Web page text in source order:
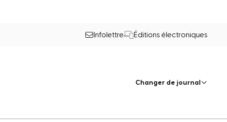
Infolettre Éditions électroniques
Changer de journal